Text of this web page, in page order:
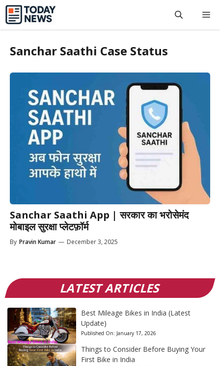
Skip
content
Sanchar Saathi Case Status
Sanchar Saathi App | सरकार का भरोसेमंद
मोबाइल सुरक्षा प्लेटफ़ॉर्म
By Pravin Kumar — December 3, 2025
LATEST ARTICLES
Best Mileage Bikes in India (Latest
Update)
Published On: January 17, 2026
Things to Consider Before Buying Your
First Bike in India